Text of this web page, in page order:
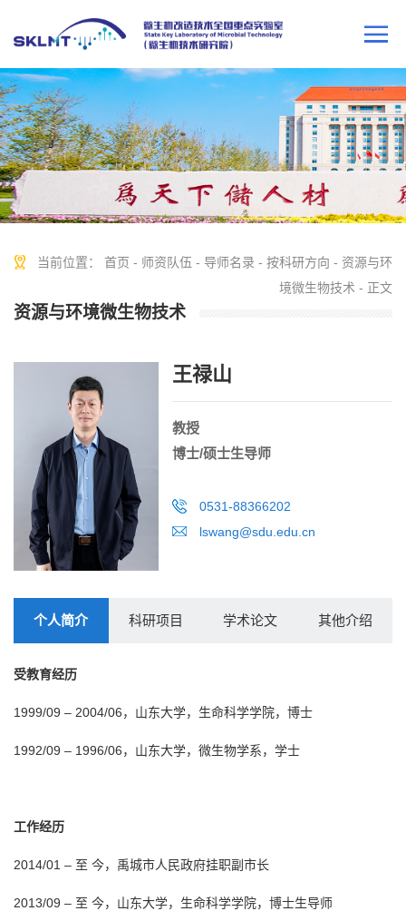
当前位置： 首页 - 师资队伍 - 导师名录 - 按科研方向 - 资源与环
境微生物技术 - 正文
资源与环境微生物技术
王禄山
教授
博士/硕士生导师
0531-88366202
lswang@sdu.edu.cn
个人简介 科研项目 学术论文 其他介绍
受教育经历
1999/09 – 2004/06，山东大学，生命科学学院，博士
1992/09 – 1996/06，山东大学，微生物学系，学士
工作经历
2014/01 – 至 今，禹城市人民政府挂职副市长
2013/09 – 至 今，山东大学，生命科学学院，博士生导师